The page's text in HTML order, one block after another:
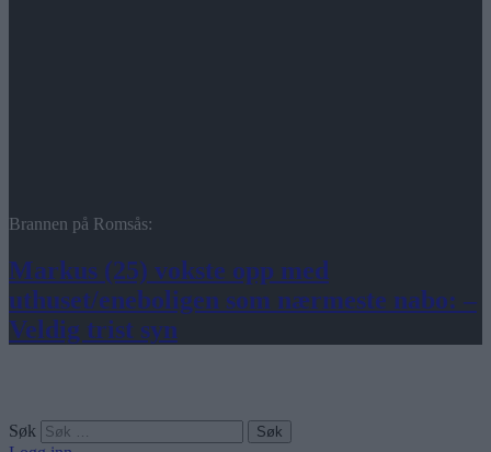
Brannen på Romsås:
Markus (25) vokste opp med
uthuset/eneboligen som nærmeste nabo: –
Veldig trist syn
Søk